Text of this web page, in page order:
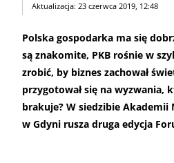
Aktualizacja: 23 czerwca 2019, 12:48
Polska gospodarka ma się
są znakomite, PKB rośnie w
zrobić, by biznes zachował
przygotował się na wyzwania,
brakuje? W siedzibie
w Gdyni rusza druga edycja